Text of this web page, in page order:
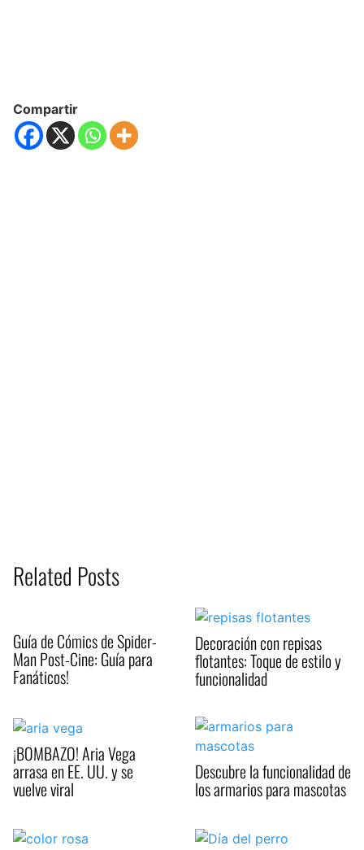
Compartir
Related Posts
Guía de Cómics de Spider-
Man Post-Cine: Guía para
Fanáticos!
Decoración con repisas
flotantes: Toque de estilo y
funcionalidad
¡BOMBAZO! Aria Vega
arrasa en EE. UU. y se
vuelve viral
Descubre la funcionalidad de
los armarios para mascotas